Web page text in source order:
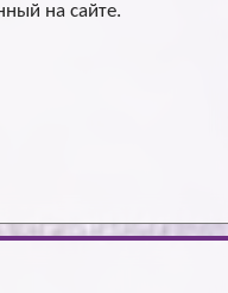
на сайте.